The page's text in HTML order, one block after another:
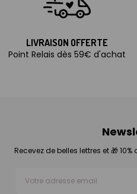
LIVRAISON OFFERTE
Point Relais dès 59€ d'achat
Recevez de belles lettres et 🎁